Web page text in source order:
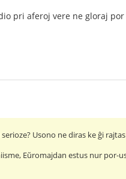
pri aferoj vere ne gloraj
Usono ne diras ke ĝi
Eŭromajdan estus nur por-